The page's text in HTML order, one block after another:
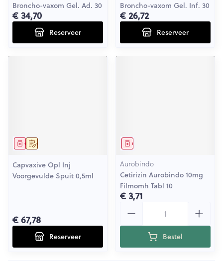
Broncho-vaxom Gel. Ad. 30
€ 34,70
Reserveer
Broncho-vaxom Gel. Inf. 30
€ 26,72
Reserveer
Op voorschrift
Geneesmiddel
Capvaxive Opl Inj
Voorgevulde Spuit 0,5ml
€ 67,78
Reserveer
Geneesmiddel
Aurobindo
Cetirizin Aurobindo 10mg
Filmomh Tabl 10
€ 3,71
Bestel